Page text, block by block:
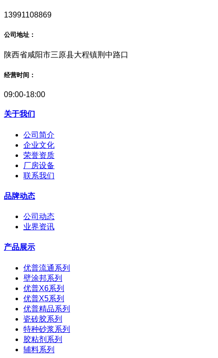
13991108869
公司地址：
陕西省咸阳市三原县大程镇荆中路口
经营时间：
09:00-18:00
关于我们
公司简介
企业文化
荣誉资质
厂房设备
联系我们
品牌动态
公司动态
业界资讯
产品展示
优普流通系列
壁涂邦系列
优普X6系列
优普X5系列
优普精品系列
瓷砖胶系列
特种砂浆系列
胶粘剂系列
辅料系列